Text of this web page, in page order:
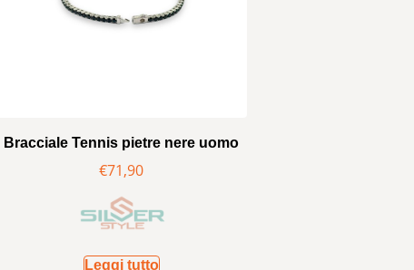
Bracciale Tennis pietre nere uomo
€71,90
Leggi tutto